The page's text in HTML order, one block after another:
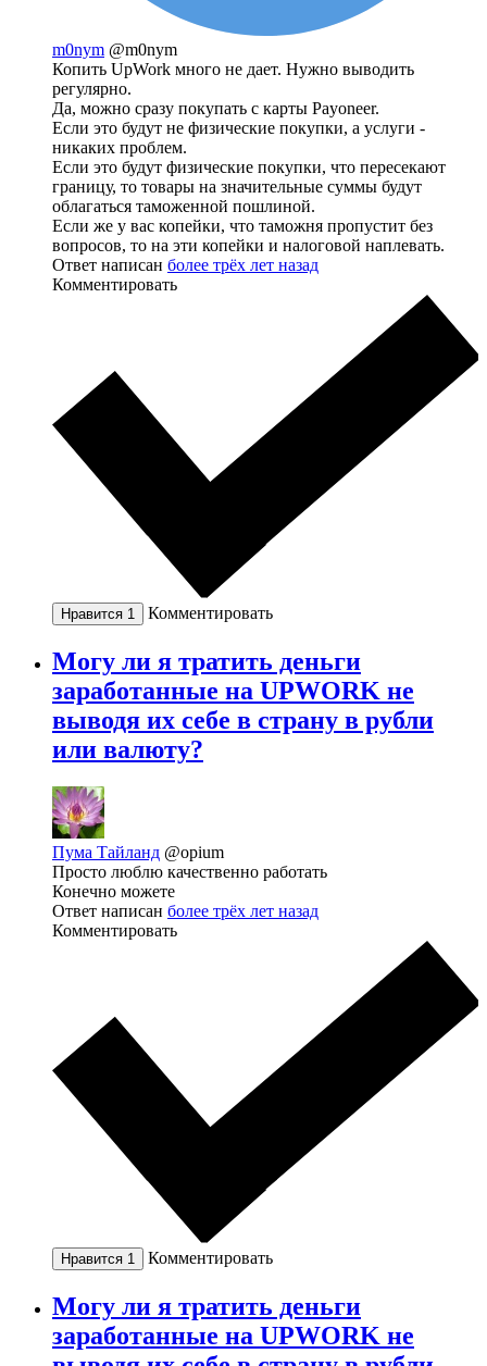
m0nym @m0nym
Копить UpWork много не дает. Нужно выводить
регулярно.
Да, можно сразу покупать с карты Payoneer.
Если это будут не физические покупки, а услуги -
никаких проблем.
Если это будут физические покупки, что пересекают
границу, то товары на значительные суммы будут
облагаться таможенной пошлиной.
Если же у вас копейки, что таможня пропустит без
вопросов, то на эти копейки и налоговой наплевать.
Ответ написан более трёх лет назад
Комментировать
Нравится 1 Комментировать
Могу ли я тратить деньги
заработанные на UPWORK не
выводя их себе в страну в рубли
или валюту?
Пума Тайланд @opium
Просто люблю качественно работать
Конечно можете
Ответ написан более трёх лет назад
Комментировать
Нравится 1 Комментировать
Могу ли я тратить деньги
заработанные на UPWORK не